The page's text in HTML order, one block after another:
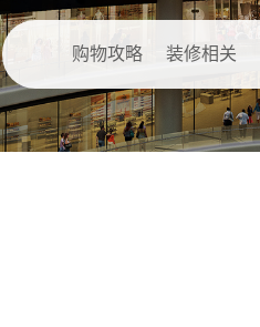
购物攻略 装修相关